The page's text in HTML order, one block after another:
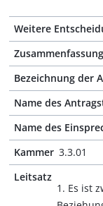
Weitere
Bezeichnung der
Name des
Name des
Kammer 3.3.01
Leitsatz
1. Es ist